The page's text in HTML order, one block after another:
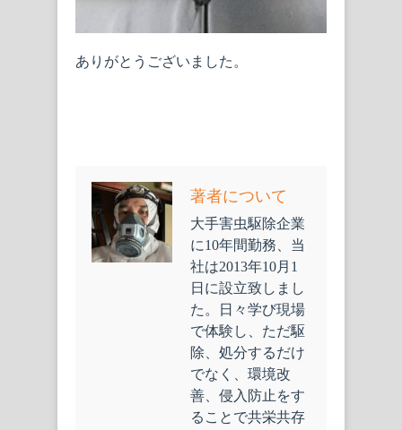
ありがとうございました。
著者について
大手害虫駆除企業
に10年間勤務、当
社は2013年10月1
日に設立致しまし
た。日々学び現場
で体験し、ただ駆
除、処分するだけ
でなく、環境改
善、侵入防止をす
ることで共栄共存